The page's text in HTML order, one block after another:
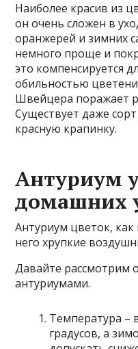
Наиболее красив из
он очень сложен в
оранжерей и зимних
немного проще и
это компенсируется
обильностью
Швейцера поражает
Существует даже
красную крапинку.
Антуриум
домашних
Антуриум цветок,
него хрупкие
Давайте рассмотрим
антуриумами.
Температура –
градусов, а